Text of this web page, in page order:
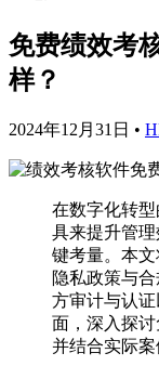
免费绩效考
样？
2024年12月31日 •
在数字化转
具来提升管
键考量。本文
隐私政策与
方审计与认
面，深入探讨
并结合实际案